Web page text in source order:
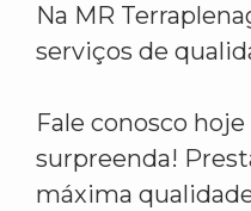
Na MR
serviços de
Fale conosco
surpreenda!
máxima